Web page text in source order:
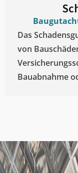
Das
von
Bauabnahme